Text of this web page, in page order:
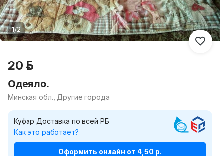
1/2
20 р.
Одеяло.
Минская обл., Другие города
Куфар Доставка по всей РБ
Как это работает?
Оформить онлайн от 4,50 р.